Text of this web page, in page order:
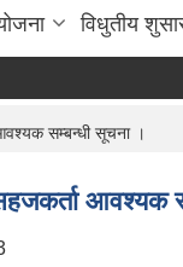
विधुतीय
सम्बन्धी सूचना ।
आवश्यक